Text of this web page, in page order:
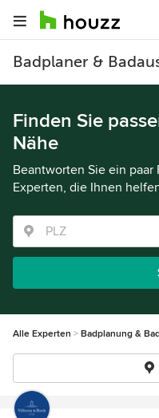
Badplaner &
Finden Sie
Nähe
Beantworten Sie ein
Experten, die Ihnen
Alle Experten Badplanung &